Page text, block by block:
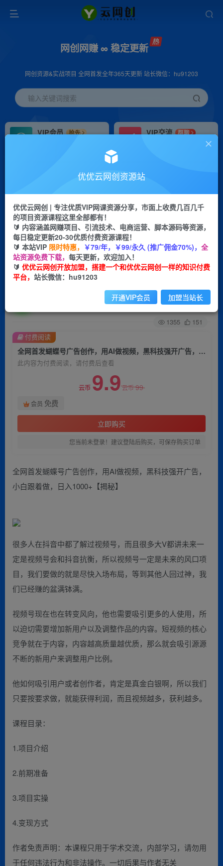
网创网赚 ∞ 稳定更新
网创资源&实战项目 全网首发全年365天更新 站长微信：hu91203
输入关键词搜索
VIP会员
抢先
VIP交流
群聊
研究探讨更多创业项目路子。
会员专属推广链接
挂机 项目
脚本卡密
APP下载
GO
首页 创业课程 会员免费 正文
全网首发蝴蝶号广告创作，用AI做视频，黑科技强
开广告，小白跟着做，日入1000+
关注 私信
1355 151
全网首发蝴蝶号广告创作，用AI做视频，黑科技强开广告，小白跟着做，日入1000+
此内容为付费阅读，请付费后查看
云币 9.9云币99
会员 免费
立即购买
您当前未登录！建议登陆后购买，可保存购买订单
付费阅读
全网首发蝴蝶号广告创作，用AI做视频，黑科技强开广告，
小白跟着做，日入1000+【揭秘】
很多人在抖音中都了解过视频号，而且很多大V都讲未来一
定是视频号会和抖音抗衡，所以视频号一定是未来的风口项
目，我们要做的就是尽快入场布局，等到其他人回过神，我
们已经赚的盆满钵满。
视频号现在也在转变风向，他也需要吸引更多的人使用，所
以迫切需要增加新用户以及调整作品的内容。短视频的核心
竞争就在于内容，内容越高质量越优质，那么就会吸引源源
不断的新用户来调整用户比例。
他如何吸引用户或者创作者，肯定是真金白银啊，所以我们
只要按要求做，就能获得利润，而且视频越多，获利越多。
课程目录：
1.项目介绍
2.前期准备
3.项目实操
4.变现方式
作者免责声明：本课程只用于学术交流，内部学习，请勿用
于任何违法行为和非法操作。一切后果与作者无关
优优云网创资源站
优优云网创 | 专注优质VIP网课资源分享，市面上收费几百几千
的项目资源课程这里全部都有！
🔰 内容涵盖网赚项目、引流技术、电商运营、脚本源码等资源，
每日稳定更新20-30优质付费资源课程！
🔰 本站VIP 限时特惠， ￥79/年，￥99/永久 (推广佣金70%)， 全
站资源免费下载， 每天更新，欢迎加入！
🔰 优优云网创开放加盟，搭建一个和优优云网创一样的知识付费
平台， 站长微信：hu91203
开通VIP会员 加盟当站长